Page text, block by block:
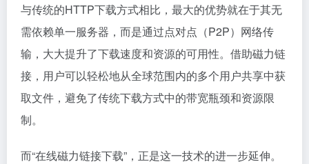
与传统的HTTP下载方式相比，最大的优势就在于其无
需依赖单一服务器，而是通过点对点（P2P）网络传
输，大大提升了下载速度和资源的可用性。借助磁力链
接，用户可以轻松地从全球范围内的多个用户共享中获
取文件，避免了传统下载方式中的带宽瓶颈和资源限
制。
而“在线磁力链接下载”，正是这一技术的进一步延伸。